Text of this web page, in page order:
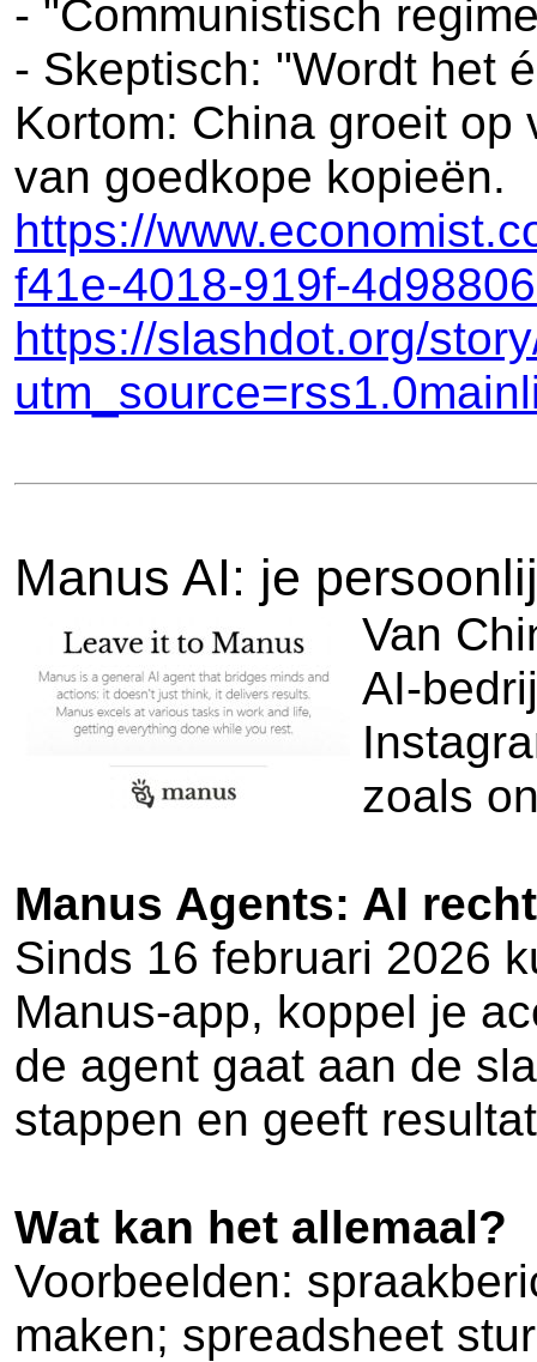
- "Communistisch
- Skeptisch: "Wordt het
Kortom: China groeit
van goedkope kopieën.
https://
f41e-4018-919f-
https://slashdot.org/
Manus AI: je
Van
AI-
zoals
Manus Agents: AI
Sinds 16 februari 2026
Manus-app, koppel je
de agent gaat aan de
stappen en geeft
Wat kan het allemaal?
Voorbeelden:
maken; spreadsheet